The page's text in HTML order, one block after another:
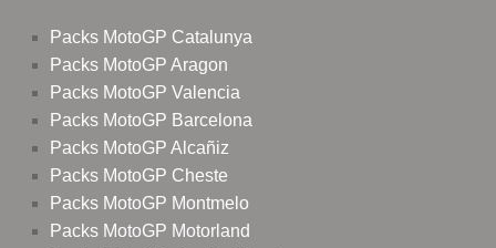
Packs MotoGP Catalunya
Packs MotoGP Aragon
Packs MotoGP Valencia
Packs MotoGP Barcelona
Packs MotoGP Alcañiz
Packs MotoGP Cheste
Packs MotoGP Montmelo
Packs MotoGP Motorland